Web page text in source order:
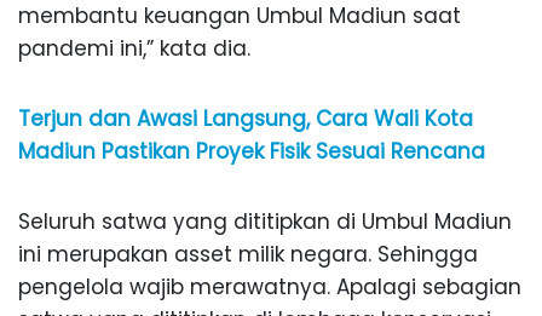
membantu keuangan Umbul Madiun saat
pandemi ini,” kata dia.
Terjun dan Awasi Langsung, Cara Wali Kota
Madiun Pastikan Proyek Fisik Sesuai Rencana
Seluruh satwa yang dititipkan di Umbul Madiun
ini merupakan asset milik negara. Sehingga
pengelola wajib merawatnya. Apalagi sebagian